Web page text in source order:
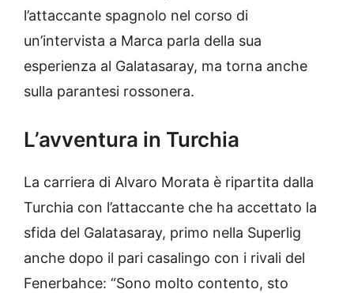
l’attaccante spagnolo nel corso di
un’intervista a Marca parla della sua
esperienza al Galatasaray, ma torna anche
sulla parantesi rossonera.
L’avventura in Turchia
La carriera di Alvaro Morata è ripartita dalla
Turchia con l’attaccante che ha accettato la
sfida del Galatasaray, primo nella Superlig
anche dopo il pari casalingo con i rivali del
Fenerbahce: “Sono molto contento, sto